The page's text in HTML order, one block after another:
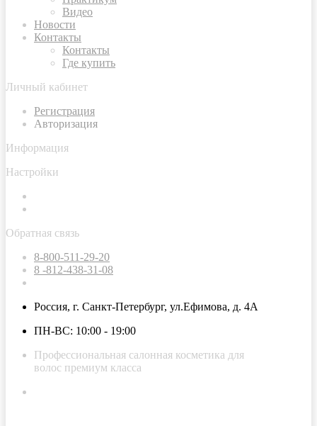
Видео
Новости
Контакты
Контакты
Где купить
Личный кабинет
Регистрация
Авторизация
Информация
Настройки
Обратная связь
8-800-511-29-20
8 -812-438-31-08
Россия, г. Санкт-Петербург, ул.Ефимова, д. 4А
ПН-ВС: 10:00 - 19:00
Профессиональная салонная косметика для
волос премиум класса